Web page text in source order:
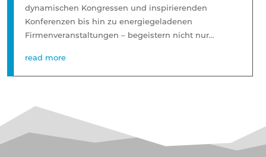
dynamischen Kongressen und inspirierenden
Konferenzen bis hin zu energiegeladenen
Firmenveranstaltungen – begeistern nicht nur...
read more